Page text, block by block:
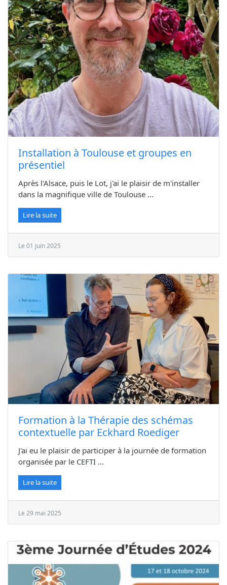
Installation à Toulouse et groupes en
présentiel
Après l'Alsace, puis le Lot, j'ai le plaisir de m'installer
dans la magnifique ville de Toulouse ...
Lire la suite
Le 01 juin 2025
Formation à la Thérapie des schémas
contextuelle par Eckhard Roediger
J'ai eu le plaisir de participer à la journée de formation
organisée par le CEFTI ...
Lire la suite
Le 29 mai 2025